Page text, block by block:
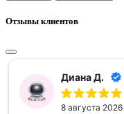
Отзывы клиентов
Диана Д.
8 августа 2026